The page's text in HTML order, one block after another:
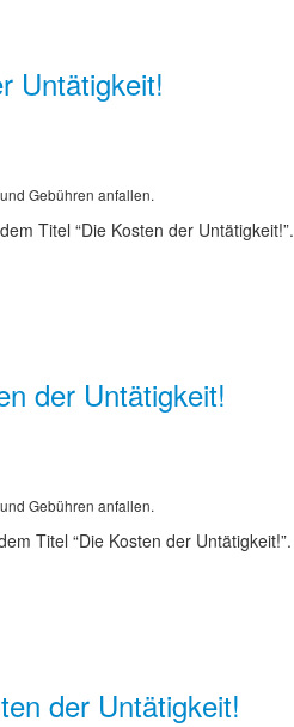
Untätigkeit!
Gebühren anfallen.
Titel “Die Kosten der Untätigkeit!”.
der Untätigkeit!
Gebühren anfallen.
Titel “Die Kosten der Untätigkeit!”.
der Untätigkeit!